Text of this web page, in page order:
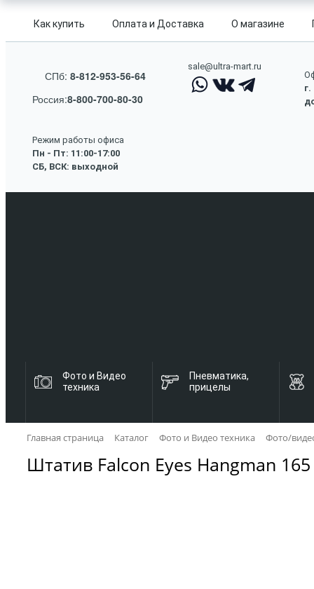
Как купить Оплата и Доставка О магазине
СПб: 8-812-953-56-64
Россия:8-800-700-80-30
sale@ultra-mart.ru
Режим работы офиса
Пн - Пт: 11:00-17:00
СБ, ВСК: выходной
Фото и Видео
техника
Пневматика,
прицелы
Главная страница Каталог Фото и Видео техника Фото/
Штатив Falcon Eyes Hangman